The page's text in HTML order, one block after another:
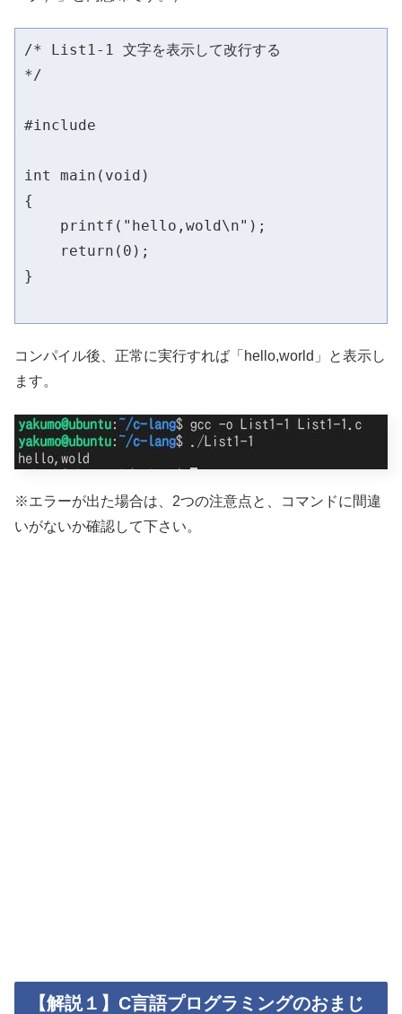
/* List1-1 文字を表示して改行する
*/
#include
int main(void)
{
    printf("hello,wold\n");
    return(0);
}
コンパイル後、正常に実行すれば「hello,world」と表示し
ます。
※エラーが出た場合は、2つの注意点と、コマンドに間違
いがないか確認して下さい。
【解説１】C言語プログラミングのおまじ